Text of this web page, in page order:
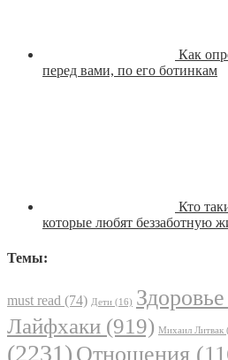
Как
перед вами, по его ботинкам
Кто
которые любят беззаботную
Темы:
must read (74) Дети (16) Здоровье
Лайфхаки (919) Михаил Литвак
(2231) Отношения